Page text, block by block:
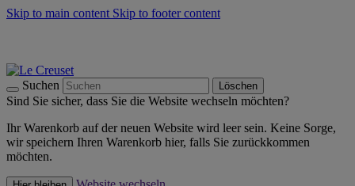
Skip to main content Skip to footer content
Suchen Löschen
Sind Sie sicher, dass Sie die Website wechseln möchten?
Ihr Warenkorb auf der neuen Website wird leer sein. Keine Sorge,
wir speichern Ihren Warenkorb hier, falls Sie zurückkommen
möchten.